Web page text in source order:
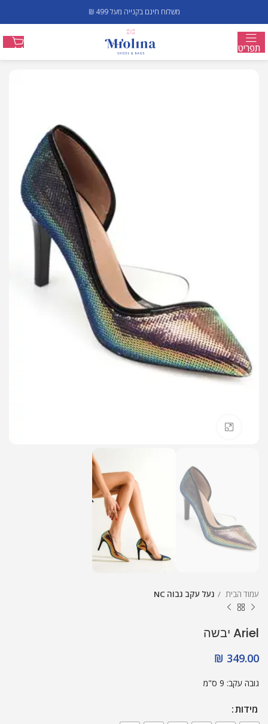
משלוח חינם בקנייה מעל 499 ₪
תפריט
עמוד הבית נעל עקב גבוה NC
Ariel יבשה
₪ 349.00
גובה עקב: 9 ס"מ
מידות